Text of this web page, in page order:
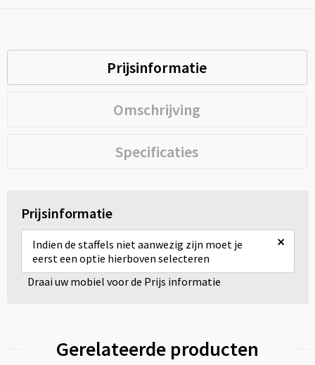
Prijsinformatie
Omschrijving
Specificaties
Prijsinformatie
Indien de staffels niet aanwezig zijn moet je
eerst een optie hierboven selecteren
×
Draai uw mobiel voor de Prijs informatie
Gerelateerde producten